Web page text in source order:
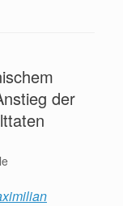
der